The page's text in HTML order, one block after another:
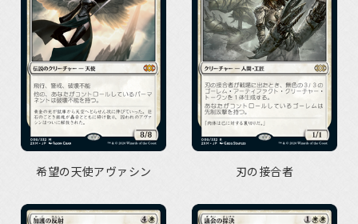
希望の天使アヴァシン 刃の接合者